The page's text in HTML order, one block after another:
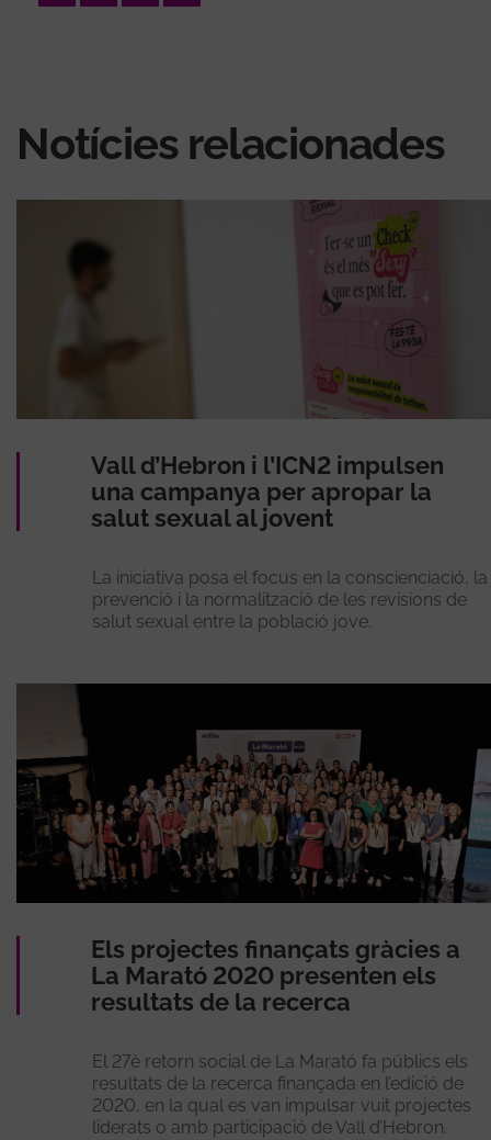
Notícies relacionades
Vall d’Hebron i l’ICN2 impulsen
una campanya per apropar la
salut sexual al jovent
La iniciativa posa el focus en la conscienciació, la
prevenció i la normalització de les revisions de
salut sexual entre la població jove.
Els projectes finançats gràcies a
La Marató 2020 presenten els
resultats de la recerca
El 27è retorn social de La Marató fa públics els
resultats de la recerca finançada en l’edició de
2020, en la qual es van impulsar vuit projectes
liderats o amb participació de Vall d’Hebron.